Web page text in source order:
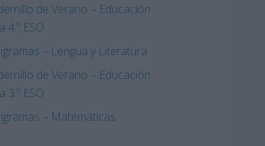
de Verano – Educación
4.º ESO
– Lengua y Literatura
de Verano – Educación
3.º ESO
– Matemáticas